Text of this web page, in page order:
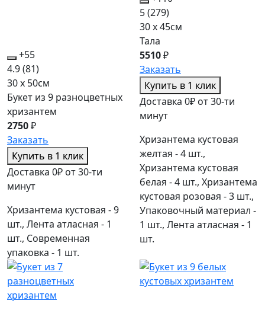
+55
4.9(81)
30 x 50см
Букет из 9 разноцветных
хризантем
2750₽
Заказать
Купить в 1 клик
Доставка 0₽ от 30-ти
минут
Хризантема кустовая - 9
шт., Лента атласная - 1
шт., Современная
упаковка - 1 шт.
5(279)
30 x 45см
Тала
5510₽
Заказать
Купить в 1 клик
Доставка 0₽ от 30-ти
минут
Хризантема кустовая
желтая - 4 шт.,
Хризантема кустовая
белая - 4 шт., Хризантема
кустовая розовая - 3 шт.,
Упаковочный материал -
1 шт., Лента атласная - 1
шт.